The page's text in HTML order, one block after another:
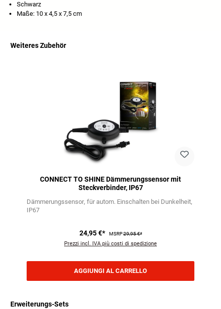
Schwarz
Maße: 10 x 4,5 x 7,5 cm
Weiteres Zubehör
CONNECT TO SHINE Dämmerungssensor mit
Steckverbinder, IP67
Dämmerungssensor für autom. Einschalten bei Dunkelheit
IP67
24,95 €* MSRP29,95 €*
Prezzi incl. IVA più costi di spedizione
AGGIUNGI AL CARRELLO
Erweiterungs-Sets